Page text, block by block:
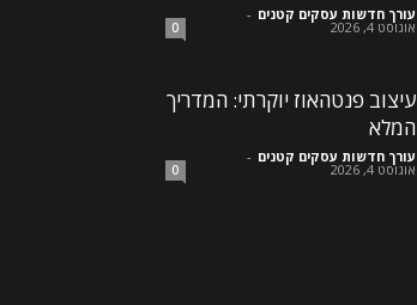
עורך חדשות עסקים קטנים -
אוגוסט 4, 2026 0
עיצוב פנטהאוז יוקרתי: המדריך
המלא
עורך חדשות עסקים קטנים -
אוגוסט 4, 2026 0